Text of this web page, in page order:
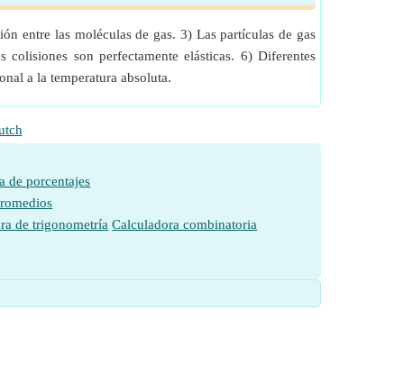
entre las moléculas de gas. 3) Las partículas de gas
son perfectamente elásticas. 6) Diferentes
a la temperatura absoluta.
de porcentajes
de trigonometría Calculadora combinatoria